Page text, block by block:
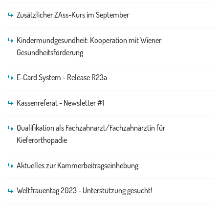
Zusätzlicher ZAss-Kurs im September
Kindermundgesundheit: Kooperation mit Wiener
Gesundheitsförderung
E-Card System - Release R23a
Kassenreferat - Newsletter #1
Qualifikation als Fachzahnarzt/Fachzahnärztin für
Kieferorthopädie
Aktuelles zur Kammerbeitragseinhebung
Weltfrauentag 2023 - Unterstützung gesucht!